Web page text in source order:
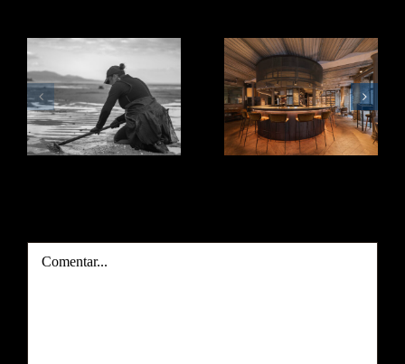
Adela
Lestón es
mariscadora.
Echamos la
vista atrás.
Comentar